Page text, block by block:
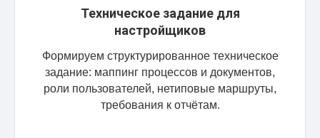
Техническое задание для
настройщиков
Формируем структурированное техническое
задание: маппинг процессов и документов,
роли пользователей, нетиповые маршруты,
требования к отчётам.